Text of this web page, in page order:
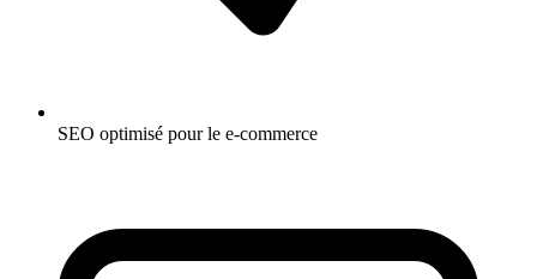
SEO optimisé pour le e-commerce